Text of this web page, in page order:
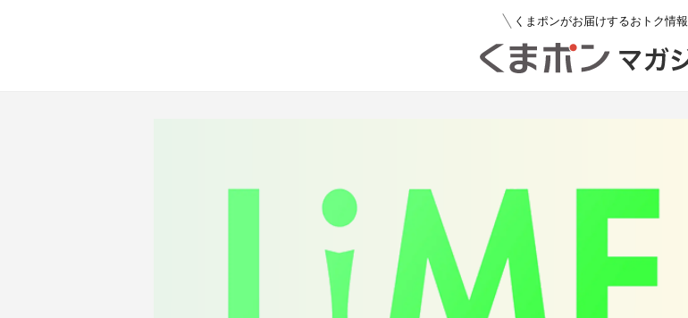
くまポンがお届けするおトク情報